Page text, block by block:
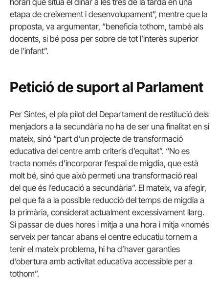
horari que situa el dinar a les tres de la tarda en una
etapa de creixement i desenvolupament”, mentre que la
proposta, va argumentar, “beneficia tothom, també als
docents, si bé posa per sobre de tot l’interès superior
de l’infant”.
Petició de suport al Parlament
Per Sintes, el pla pilot del Departament de restitució dels
menjadors a la secundària no ha de ser una finalitat en si
mateix, sinó “part d’un projecte de transformació
educativa del centre amb criteris d’equitat”. “No es
tracta només d’incorporar l’espai de migdia, que està
molt bé, sinó que això permeti una transformació real
del que és l’educació a secundària”. El mateix, va afegir,
pel que fa a la possible reducció del temps de migdia a
la primària, considerat actualment excessivament llarg.
Si passar de dues hores i mitja a una hora i mitja «només
serveix per tancar abans el centre educatiu tornem a
tenir el mateix problema, hi ha d’haver garanties
d’obertura amb activitat educativa accessible per a
tothom”.